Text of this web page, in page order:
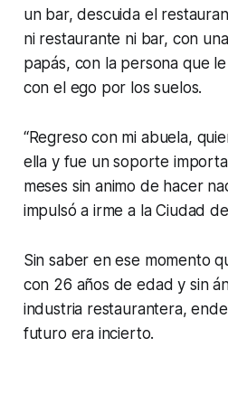
un bar, descuida el
ni restaurante ni bar, con
papás, con la persona que
con el ego por los suelos.
“Regreso con mi abuela,
ella y fue un soporte
meses sin animo de hacer
impulsó a irme a la Ciudad
Sin saber en ese momento
con 26 años de edad y sin
industria restaurantera,
futuro era incierto.